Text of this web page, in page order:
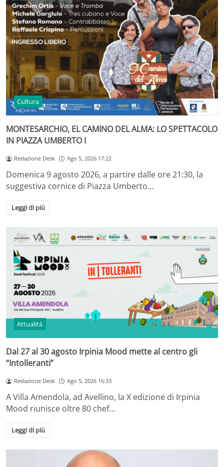
Cultura
MONTESARCHIO, EL CAMINO DEL ALMA: LO SPETTACOLO
IN PIAZZA UMBERTO I
Redazione Desk Ago 5, 2026 17:22
Domenica 9 agosto 2026, a partire dalle ore 21:30, la
suggestiva cornice di Piazza Umberto…
Leggi di più
Attualità
Dal 27 al 30 agosto Irpinia Mood mette al centro gli
“Intolleranti”
Redazione Desk Ago 5, 2026 16:33
A Villa Amendola, ad Avellino, la X edizione di Irpinia
Mood riunisce oltre 80 chef…
Leggi di più